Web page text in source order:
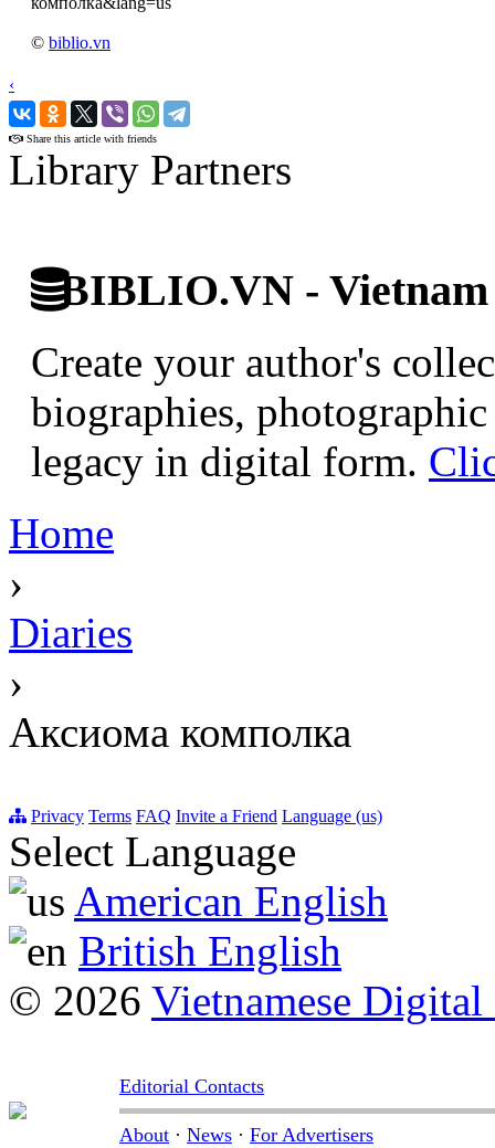
© biblio.vn
‹
›
Share this article with friends
Library Partners
BIBLIO.VN -
Create your author's
biographies,
legacy in digital form.
Home
›
Diaries
›
Аксиома комполка
Privacy Terms FAQ Invite a Friend Language (us)
Select Language
American English
British English
© 2026 Vietnamese
Editorial Contacts
About · News · For Advertisers